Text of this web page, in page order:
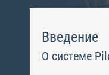
Введение
О системе